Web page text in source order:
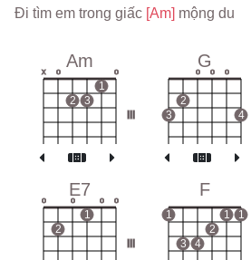
Đi tìm em trong giấc [Am] mộng du
Am
x o
2 3
1
o
G
3
2
o o o
4
E7
o
2
o
1
o o
F
1
3 4
2
1 1